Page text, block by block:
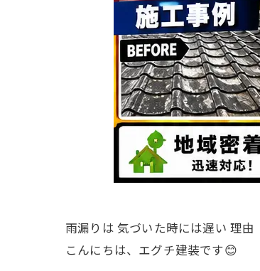
雨漏りは 気づいた時には遅い 理由
こんにちは、エグチ建装です😊